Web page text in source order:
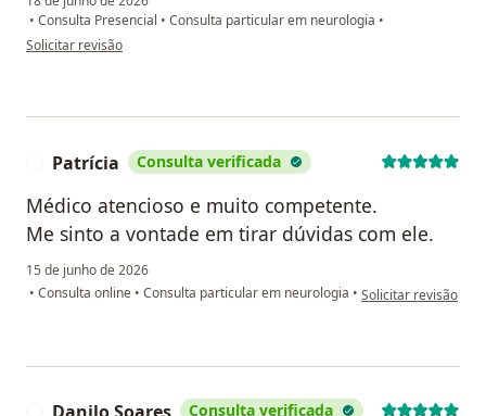
• Consulta Presencial • Consulta particular em neurologia •
na opinião do utilizador Luciano Dante
Solicitar revisão
Patrícia Consulta verificada
Médico atencioso e muito competente.
Me sinto a vontade em tirar dúvidas com ele.
15 de junho de 2026
• Consulta online • Consulta particular em neurologia • na opinião do
Solicitar revisão
Consulta verificada